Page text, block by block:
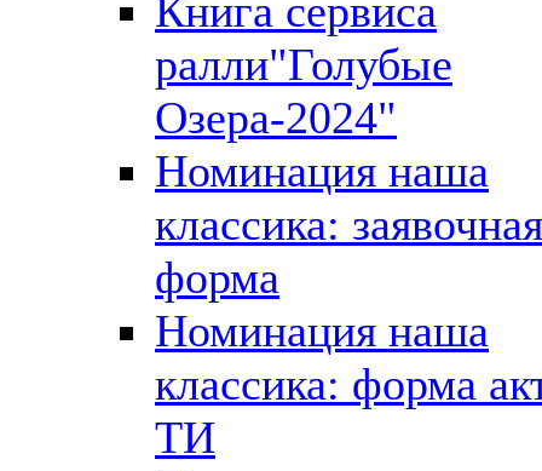
Книга сервиса
ралли"Голубые
Озера-2024"
Номинация наша
классика: заявочная
форма
Номинация наша
классика: форма
ТИ